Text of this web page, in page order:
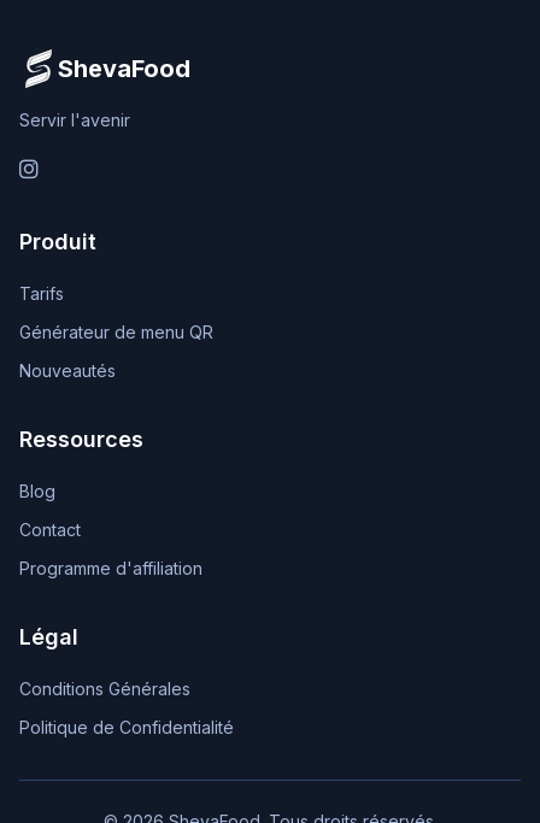
ShevaFood
Servir l'avenir
Instagram
Produit
Tarifs
Générateur de menu QR
Nouveautés
Ressources
Blog
Contact
Programme d'affiliation
Légal
Conditions Générales
Politique de Confidentialité